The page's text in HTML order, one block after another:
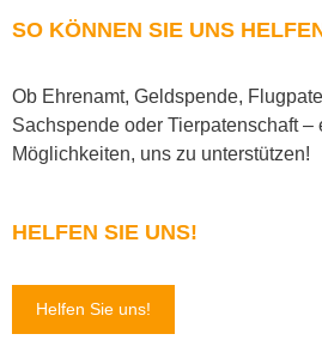
SO KÖNNEN SIE UNS
Ob Ehrenamt, Geldspende,
Sachspende oder Tierpatenschaft –
Möglichkeiten, uns zu unterstützen!
HELFEN SIE UNS!
Helfen Sie uns!